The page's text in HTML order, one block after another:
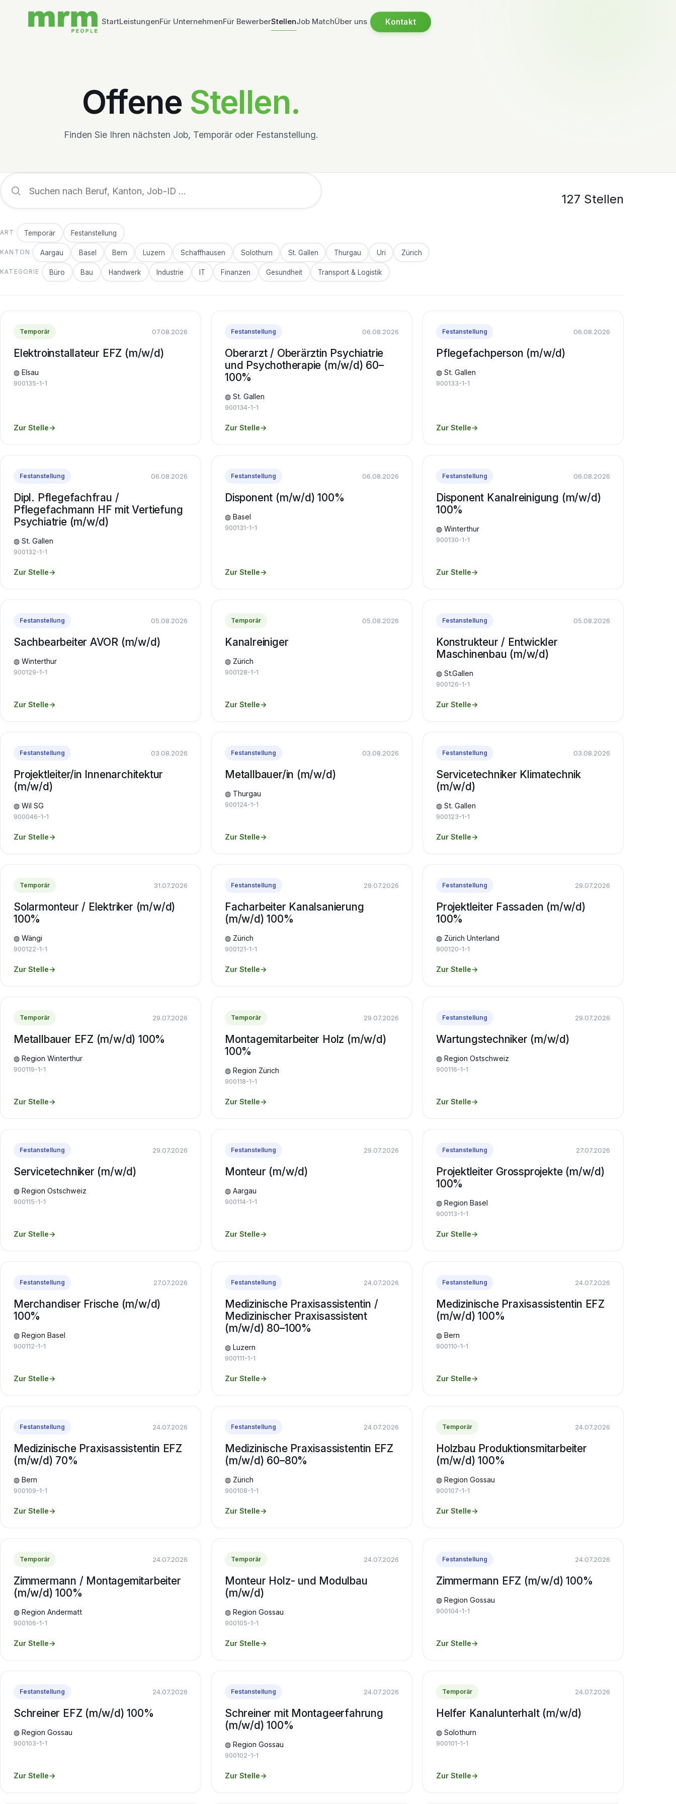
StartLeistungenFür UnternehmenFür BewerberStellenJob MatchÜber uns Kontakt
Offene Stellen.
Finden Sie Ihren nächsten Job, Temporär oder Festanstellung.
127 Stellen
ART Temporär Festanstellung
KANTON Aargau Basel Bern Luzern Schaffhausen Solothurn St. Gallen Thurgau Uri Zürich
KATEGORIE Büro Bau Handwerk Industrie IT Finanzen Gesundheit Transport & Logistik
Temporär 07.08.2026
Elektroinstallateur EFZ (m/w/d)
◍ Elsau
900135-1-1
Zur Stelle→
Festanstellung 06.08.2026
Oberarzt / Oberärztin Psychiatrie
und Psychotherapie (m/w/d) 60–
100%
◍ St. Gallen
900134-1-1
Zur Stelle→
Festanstellung 06.08.2026
Pflegefachperson (m/w/d)
◍ St. Gallen
900133-1-1
Zur Stelle→
Festanstellung 06.08.2026
Dipl. Pflegefachfrau /
Pflegefachmann HF mit Vertiefung
Psychiatrie (m/w/d)
◍ St. Gallen
900132-1-1
Zur Stelle→
Festanstellung 06.08.2026
Disponent (m/w/d) 100%
◍ Basel
900131-1-1
Zur Stelle→
Festanstellung 06.08.2026
Disponent Kanalreinigung (m/w/d)
100%
◍ Winterthur
900130-1-1
Zur Stelle→
Festanstellung 05.08.2026
Sachbearbeiter AVOR (m/w/d)
◍ Winterthur
900129-1-1
Zur Stelle→
Temporär 05.08.2026
Kanalreiniger
◍ Zürich
900128-1-1
Zur Stelle→
Festanstellung 05.08.2026
Konstrukteur / Entwickler
Maschinenbau (m/w/d)
◍ St.Gallen
900126-1-1
Zur Stelle→
Festanstellung 03.08.2026
Projektleiter/in Innenarchitektur
(m/w/d)
◍ Wil SG
900046-1-1
Zur Stelle→
Festanstellung 03.08.2026
Metallbauer/in (m/w/d)
◍ Thurgau
900124-1-1
Zur Stelle→
Festanstellung 03.08.2026
Servicetechniker Klimatechnik
(m/w/d)
◍ St. Gallen
900123-1-1
Zur Stelle→
Temporär 31.07.2026
Solarmonteur / Elektriker (m/w/d)
100%
◍ Wängi
900122-1-1
Zur Stelle→
Festanstellung 29.07.2026
Facharbeiter Kanalsanierung
(m/w/d) 100%
◍ Zürich
900121-1-1
Zur Stelle→
Festanstellung 29.07.2026
Projektleiter Fassaden (m/w/d)
100%
◍ Zürich Unterland
900120-1-1
Zur Stelle→
Temporär 29.07.2026
Metallbauer EFZ (m/w/d) 100%
◍ Region Winterthur
900119-1-1
Zur Stelle→
Temporär 29.07.2026
Montagemitarbeiter Holz (m/w/d)
100%
◍ Region Zürich
900118-1-1
Zur Stelle→
Festanstellung 29.07.2026
Wartungstechniker (m/w/d)
◍ Region Ostschweiz
900116-1-1
Zur Stelle→
Festanstellung 29.07.2026
Servicetechniker (m/w/d)
◍ Region Ostschweiz
900115-1-1
Zur Stelle→
Festanstellung 29.07.2026
Monteur (m/w/d)
◍ Aargau
900114-1-1
Zur Stelle→
Festanstellung 27.07.2026
Projektleiter Grossprojekte (m/w/d)
100%
◍ Region Basel
900113-1-1
Zur Stelle→
Festanstellung 27.07.2026
Merchandiser Frische (m/w/d)
100%
◍ Region Basel
900112-1-1
Zur Stelle→
Festanstellung 24.07.2026
Medizinische Praxisassistentin /
Medizinischer Praxisassistent
(m/w/d) 80–100%
◍ Luzern
900111-1-1
Zur Stelle→
Festanstellung 24.07.2026
Medizinische Praxisassistentin EFZ
(m/w/d) 100%
◍ Bern
900110-1-1
Zur Stelle→
Festanstellung 24.07.2026
Medizinische Praxisassistentin EFZ
(m/w/d) 70%
◍ Bern
900109-1-1
Zur Stelle→
Festanstellung 24.07.2026
Medizinische Praxisassistentin EFZ
(m/w/d) 60–80%
◍ Zürich
900108-1-1
Zur Stelle→
Temporär 24.07.2026
Holzbau Produktionsmitarbeiter
(m/w/d) 100%
◍ Region Gossau
900107-1-1
Zur Stelle→
Temporär 24.07.2026
Zimmermann / Montagemitarbeiter
(m/w/d) 100%
◍ Region Andermatt
900106-1-1
Zur Stelle→
Temporär 24.07.2026
Monteur Holz- und Modulbau
(m/w/d)
◍ Region Gossau
900105-1-1
Zur Stelle→
Festanstellung 24.07.2026
Zimmermann EFZ (m/w/d) 100%
◍ Region Gossau
900104-1-1
Zur Stelle→
Festanstellung 24.07.2026
Schreiner EFZ (m/w/d) 100%
◍ Region Gossau
900103-1-1
Zur Stelle→
Festanstellung 24.07.2026
Schreiner mit Montageerfahrung
(m/w/d) 100%
◍ Region Gossau
900102-1-1
Zur Stelle→
Temporär 24.07.2026
Helfer Kanalunterhalt (m/w/d)
◍ Solothurn
900101-1-1
Zur Stelle→